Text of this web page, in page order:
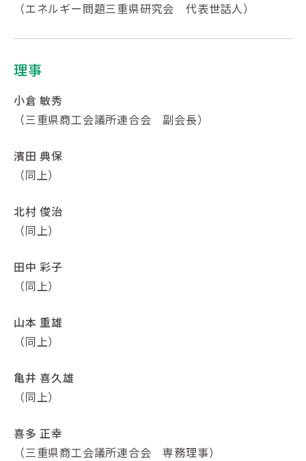
（エネルギー問題三重県研究会 代表世話人）
理事
小倉 敏秀
（三重県商工会議所連合会 副会長）
濱田 典保
（同上）
北村 俊治
（同上）
田中 彩子
（同上）
山本 重雄
（同上）
亀井 喜久雄
（同上）
喜多 正幸
（三重県商工会議所連合会 専務理事）